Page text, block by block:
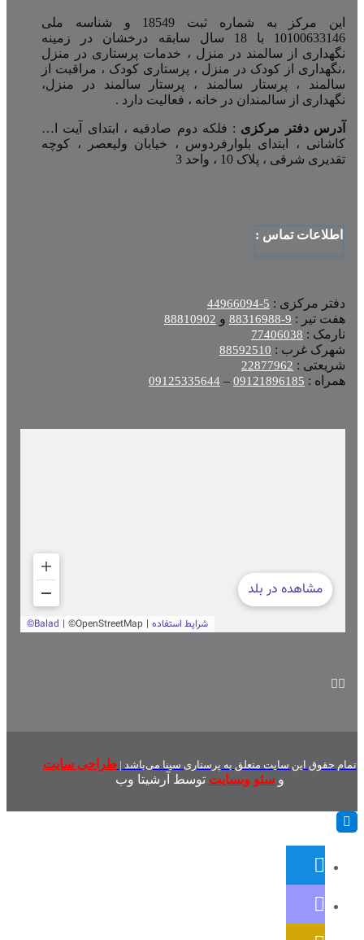
این مرکز به شماره ثبت 18549 و شناسه ملی
10100633146 با 18 سال سابقه درخشان در زمینه
نگهداری از سالمند در منزل ، خدمات پرستاری در منزل
،نگهداری از کودک در منزل ، پرستاری کودک ، مراقبت از
سالمند ، پرستار سالمند ، پرستار سالمند در منزل،
نگهداری از سالمندان در خانه ، فعالیت دارد .
آدرس دفتر مرکزی : فلکه دوم صادقیه ، ابتدای آیت ا…
کاشانی ، ابتدای بلوارفردوس ، خیابان ولیعصر ، کوچه
تقدیری شرقی ، پلاک 10 ، واحد 3
اطلاعات تماس :
دفتر مرکزی : 5-44966094
هفت تیر : 9-88316988 و 88810902
نارمک : 77406038
شهرک غرب : 88592510
شریعتی : 22877962
همراه : 09121896185
–
09125335644
تمام حقوق این سایت متعلق به پرستاری سینا می‌باشد | طراحی سایت
و سئو وبسایت توسط آرشیتا وب